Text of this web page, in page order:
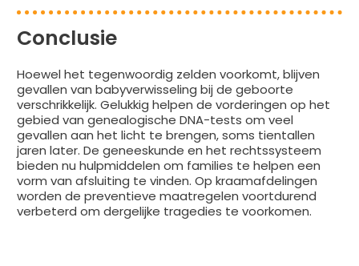
Conclusie
Hoewel het tegenwoordig zelden voorkomt, blijven
gevallen van babyverwisseling bij de geboorte
verschrikkelijk. Gelukkig helpen de vorderingen op het
gebied van genealogische DNA-tests om veel
gevallen aan het licht te brengen, soms tientallen
jaren later. De geneeskunde en het rechtssysteem
bieden nu hulpmiddelen om families te helpen een
vorm van afsluiting te vinden. Op kraamafdelingen
worden de preventieve maatregelen voortdurend
verbeterd om dergelijke tragedies te voorkomen.